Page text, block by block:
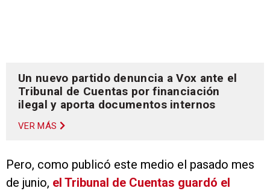
Un nuevo partido denuncia a Vox ante el
Tribunal de Cuentas por financiación
ilegal y aporta documentos internos
VER MÁS
Pero, como publicó este medio el pasado mes
de junio, el Tribunal de Cuentas guardó el